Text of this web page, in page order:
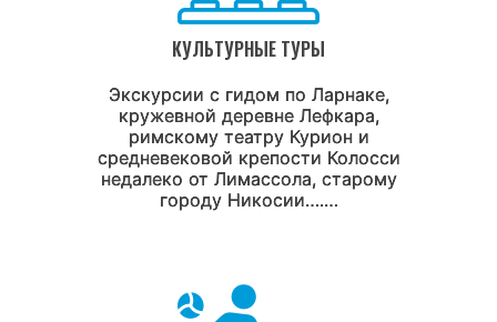
КУЛЬТУРНЫЕ ТУРЫ
Экскурсии с гидом по Ларнаке,
кружевной деревне Лефкара,
римскому театру Курион и
средневековой крепости Колосси
недалеко от Лимассола, старому
городу Никосии….…